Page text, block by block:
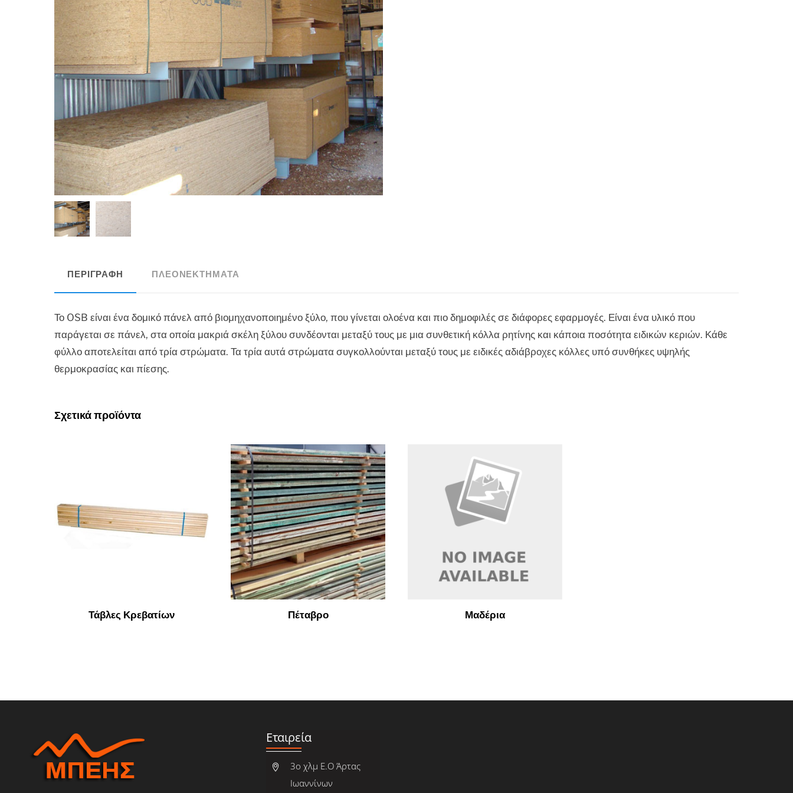
ΠΕΡΙΓΡΑΦΉ ΠΛΕΟΝΕΚΤΉΜΑΤΑ
Το OSB είναι ένα δομικό πάνελ από βιομηχανοποιημένο ξύλο, που γίνεται ολοένα και πιο δημοφιλές σε διάφορες εφαρμογές. Είναι ένα υλικό που
παράγεται σε πάνελ, στα οποία μακριά σκέλη ξύλου συνδέονται μεταξύ τους με μια συνθετική κόλλα ρητίνης και κάποια ποσότητα ειδικών κεριών. Κάθε
φύλλο αποτελείται από τρία στρώματα. Τα τρία αυτά στρώματα συγκολλούνται μεταξύ τους με ειδικές αδιάβροχες κόλλες υπό συνθήκες υψηλής
θερμοκρασίας και πίεσης.
Σχετικά προϊόντα
Τάβλες Κρεβατίων Πέταβρο Μαδέρια
Εταιρεία
3ο χλμ Ε.Ο Άρτας
Ιωαννίνων